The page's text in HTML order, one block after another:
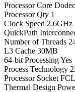
Processor Core
Processor Qty 1
Clock Speed 2.6GHz
QuickPath
Number of Threads
L3 Cache 30MB
64-bit Processing Yes
Process Technology
Processor Socket
Thermal Design